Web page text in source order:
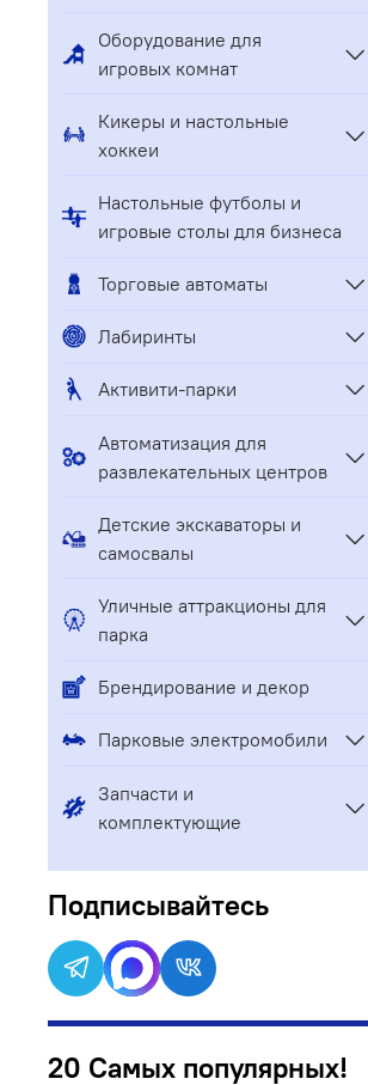
Оборудование для
игровых комнат
Кикеры и настольные
хоккеи
Настольные футболы и
игровые столы для бизнеса
Торговые автоматы
Лабиринты
Активити-парки
Автоматизация для
развлекательных центров
Детские экскаваторы и
самосвалы
Уличные аттракционы для
парка
Брендирование и декор
Парковые электромобили
Запчасти и
комплектующие
Подписывайтесь
20 Самых популярных!